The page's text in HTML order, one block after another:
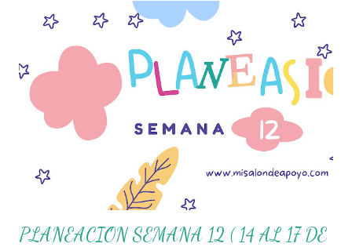
mediante el estudio constante es preocupación tanto de
directivos, docentes y padres de familia. Por tal motivo,
ponemos a su disposición una amplia gama de opciones para
utilizar como parte central de sus medios educativos con o como
complemento a las planeaciones y/o actividades que ya se
encuentren previamente organizadas. Estas planeaciones estan
diseñadas para trabajar en la primera semana del presente ciclo
escolar las cuales en base a sus actividades nos...
PLANEACION SEMANA 12 ( 14 AL 17 DE